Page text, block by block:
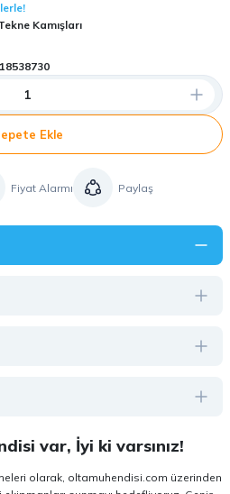
Kamışları
Ekle
Fiyat Alarmı Paylaş
var, İyi ki varsınız!
olarak, oltamuhendisi.com üzerinden